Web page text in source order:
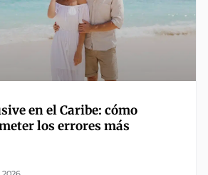
en el Caribe: cómo
los errores más